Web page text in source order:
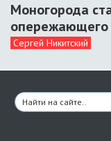
Моногорода
опережающего
Сергей Никитский